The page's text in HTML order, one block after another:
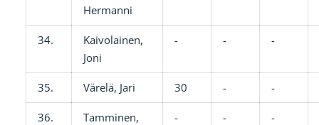
Hermanni
34.
Kaivolainen,
Joni
- - -
35. Värelä, Jari 30 - -
36.
Tamminen,
- - -